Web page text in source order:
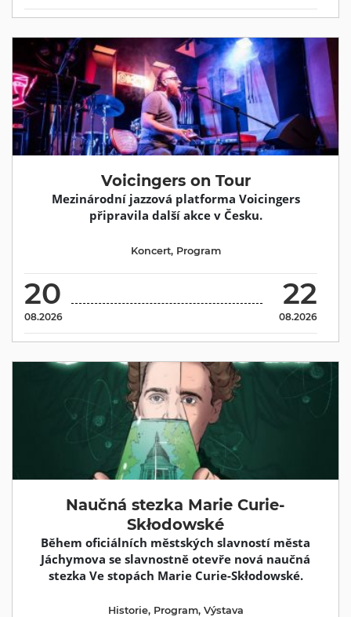
Voicingers on Tour
Mezinárodní jazzová platforma Voicingers
připravila další akce v Česku.
20
08.2026
22
08.2026
Koncert, Program
Naučná stezka Marie Curie-
Skłodowské
Během oficiálních městských slavností města
Jáchymova se slavnostně otevře nová naučná
stezka Ve stopách Marie Curie-Skłodowské.
Historie, Program, Výstava